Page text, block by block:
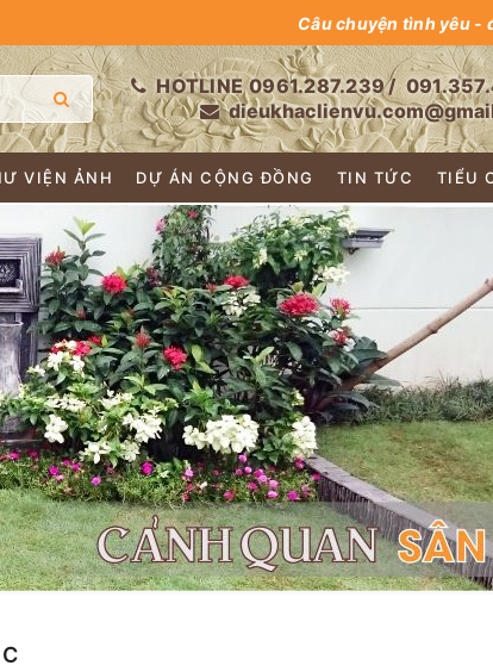
Câu chuyện tình yêu -
HOTLINE 0961.287.239/
VIỆN ẢNH DỰ ÁN CỘNG ĐỒNG TIN TỨC TIỂU